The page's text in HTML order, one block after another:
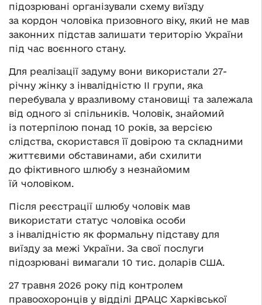
підозрювані організували схему виїзду
за кордон чоловіка призовного віку, який не мав
законних підстав залишати територію України
під час воєнного стану.
Для реалізації задуму вони використали 27-
річну жінку з інвалідністю ІІ групи, яка
перебувала у вразливому становищі та залежала
від одного зі спільників. Чоловік, знайомий
із потерпілою понад 10 років, за версією
слідства, скористався її довірою та складними
життєвими обставинами, аби схилити
до фіктивного шлюбу з незнайомим
їй чоловіком.
Після реєстрації шлюбу чоловік мав
використати статус чоловіка особи
з інвалідністю як формальну підставу для
виїзду за межі України. За свої послуги
підозрювані вимагали 10 тис. доларів США.
27 травня 2026 року під контролем
правоохоронців у відділі ДРАЦС Харківської